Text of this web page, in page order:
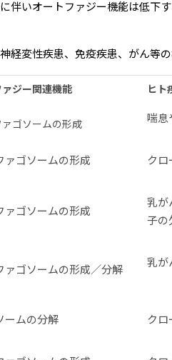
伴いオートファジー機能は低下
経変性疾患、免疫疾患、がん等
ジー関連機能 ヒト
ァゴソームの形成 喘息
ァゴソームの形成 クロ
ァゴソームの形成
乳が
子の
ァゴソームの形成／分解
乳が
ームの分解 クロ